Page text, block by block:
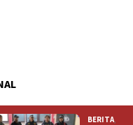
BERITA